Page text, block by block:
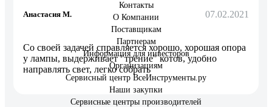
Анастасия М. 07.02.2021
Со своей задачей справляется хорошо, хорошая опора
у лампы, выдерживает "трение" котов, удобно
направлять свет, легко собрать
Контакты
О Компании
Поставщикам
Партнерам
Информация для инвесторов
Организациям
Сервисный центр ВсеИнструменты.ру
Наши закупки
Сервисные центры производителей